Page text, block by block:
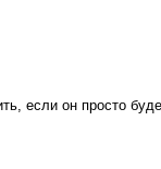
если он просто